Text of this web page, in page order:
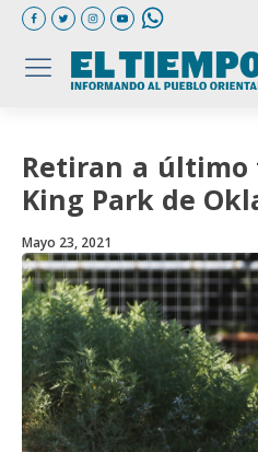
Retiran a
King Park de
Mayo 23, 2021